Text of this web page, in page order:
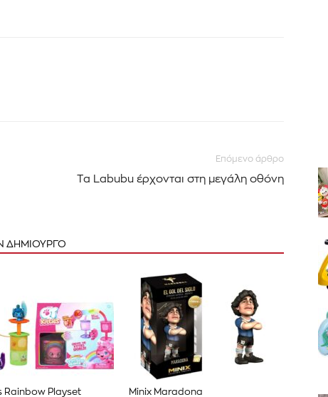
Επόμενο άρθρο
Τα Labubu έρχονται στη μεγάλη οθόνη
ΔΗΜΙΟΥΡΓΟ
Rainbow Playset Minix Maradona